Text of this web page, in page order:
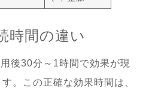
時間の違い
後30分～1時間で効果が現
。この正確な効果時間は、